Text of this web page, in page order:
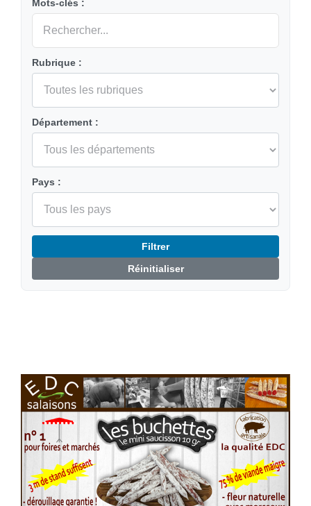
Mots-clés :
Rubrique :
Département :
Pays :
Filtrer
Réinitialiser
Voir l'annonce
Accéder au site